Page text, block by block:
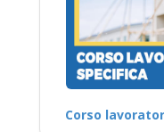
Corso